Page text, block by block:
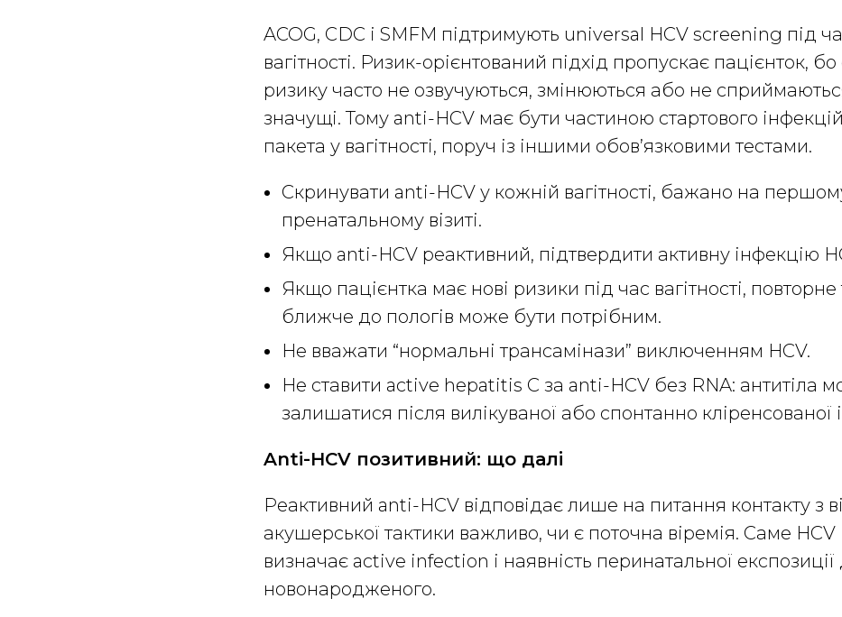
ACOG, CDC і SMFM підтримують universal HCV screening під
вагітності. Ризик-орієнтований підхід пропускає пацієнток,
ризику часто не озвучуються, змінюються або не
значущі. Тому anti-HCV має бути частиною стартового
пакета у вагітності, поруч із іншими обов’язковими тестами.
Скринувати anti-HCV у кожній вагітності, бажано на
пренатальному візиті.
Якщо anti-HCV реактивний, підтвердити активну інфекцію
Якщо пацієнтка має нові ризики під час вагітності, повторне
ближче до пологів може бути потрібним.
Не вважати “нормальні трансамінази” виключенням HCV.
Не ставити active hepatitis C за anti-HCV без RNA: антитіла
залишатися після вилікуваної або спонтанно кліренсованої
Anti-HCV позитивний: що далі
Реактивний anti-HCV відповідає лише на питання контакту з
акушерської тактики важливо, чи є поточна віремія. Саме HCV
визначає active infection і наявність перинатальної експозиції
новонародженого.